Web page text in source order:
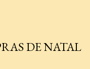
DE NATAL